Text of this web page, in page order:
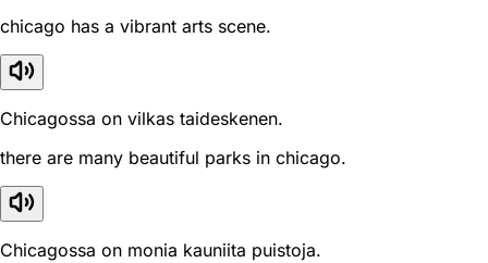
chicago has a vibrant arts scene.
Chicagossa on vilkas taideskenen.
there are many beautiful parks in chicago.
Chicagossa on monia kauniita puistoja.